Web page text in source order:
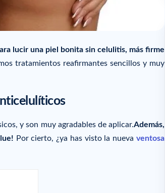
lucir una piel bonita sin celulitis, más firme
tratamientos reafirmantes sencillos y muy
y son muy agradables de aplicar.Además,
Por cierto, ¿ya has visto la nuevaventosa